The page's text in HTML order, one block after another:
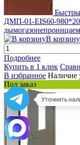
ДМП-01-EIS60-
В корзину
Подробнее
Купить в 1 клик
В избранное Наличие
Под заказ
Уточнить